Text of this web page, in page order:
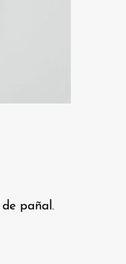
pañal.